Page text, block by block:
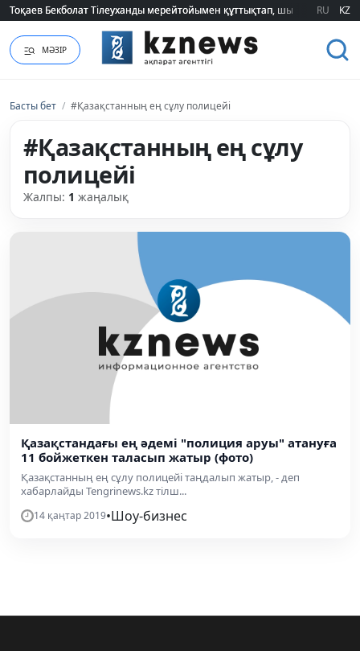
Тоқаев Бекболат Тілеуханды мерейтойымен құттықтап, шығармашылық
Тоқаев Бекболат Тілеуханды мерейтойымен құттықтап, шығармашылық
RU KZ
МӘЗІР
Басты бет / #Қазақстанның ең сұлу полицейі
#Қазақстанның ең сұлу
полицейі
Жалпы: 1 жаңалық
Қазақстандағы ең әдемі "полиция аруы" атануға
11 бойжеткен таласып жатыр (фото)
Қазақстанның ең сұлу полицейі таңдалып жатыр, - деп
хабарлайды Tengrinews.kz тілш...
14 қаңтар 2019•Шоу-бизнес